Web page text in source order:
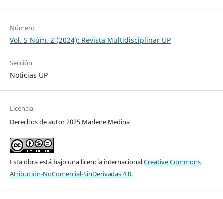
Número
Vol. 5 Núm. 2 (2024): Revista Multidisciplinar UP
Sección
Noticias UP
Licencia
Derechos de autor 2025 Marlene Medina
Esta obra está bajo una licencia internacionalCreative Commons
Atribución-NoComercial-SinDerivadas 4.0.